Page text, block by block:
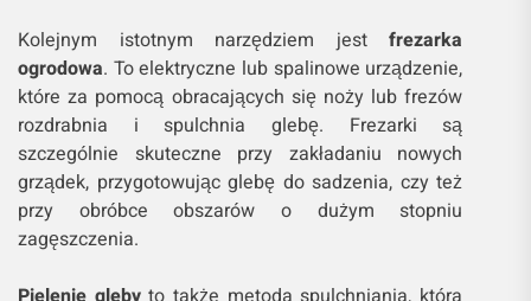
Kolejnym istotnym narzędziem jestfrezarka
ogrodowa. To elektryczne lub spalinowe urządzenie,
które za pomocą obracających się noży lub frezów
rozdrabnia i spulchnia glebę. Frezarki są
szczególnie skuteczne przy zakładaniu nowych
grządek, przygotowując glebę do sadzenia, czy też
przy obróbce obszarów o dużym stopniu
zagęszczenia.